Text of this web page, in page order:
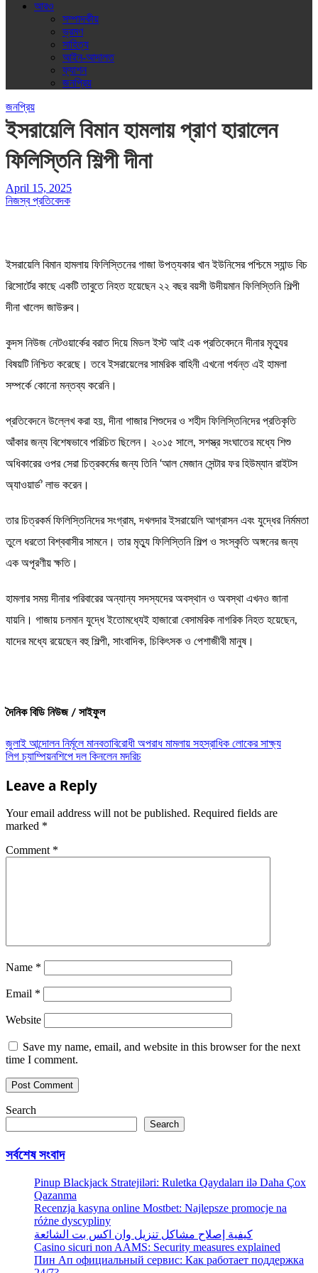
আরও
সম্পাদকীয়
ভ্রমণ
সাহিত্য
আইন-আদালত
ফ্যাশন
জনপ্রিয়
জনপ্রিয়
ইসরায়েলি বিমান হামলায় প্রাণ হারালেন
ফিলিস্তিনি শিল্পী দীনা
April 15, 2025
নিজস্ব প্রতিবেদক
ইসরায়েলি বিমান হামলায় ফিলিস্তিনের গাজা উপত্যকার খান ইউনিসের পশ্চিমে স্যান্ড বিচ
রিসোর্টের কাছে একটি তাবুতে নিহত হয়েছেন ২২ বছর বয়সী উদীয়মান ফিলিস্তিনি শিল্পী
দীনা খালেদ জাউরুব।
কুদস নিউজ নেটওয়ার্কের বরাত দিয়ে মিডল ইস্ট আই এক প্রতিবেদনে দীনার মৃত্যুর
বিষয়টি নিশ্চিত করেছে। তবে ইসরায়েলের সামরিক বাহিনী এখনো পর্যন্ত এই হামলা
সম্পর্কে কোনো মন্তব্য করেনি।
প্রতিবেদনে উল্লেখ করা হয়, দীনা গাজার শিশুদের ও শহীদ ফিলিস্তিনিদের প্রতিকৃতি
আঁকার জন্য বিশেষভাবে পরিচিত ছিলেন। ২০১৫ সালে, সশস্ত্র সংঘাতের মধ্যে শিশু
অধিকারের ওপর সেরা চিত্রকর্মের জন্য তিনি ‘আল মেজান সেন্টার ফর হিউম্যান রাইটস
অ্যাওয়ার্ড’ লাভ করেন।
তার চিত্রকর্ম ফিলিস্তিনিদের সংগ্রাম, দখলদার ইসরায়েলি আগ্রাসন এবং যুদ্ধের নির্মমতা
তুলে ধরতো বিশ্ববাসীর সামনে। তার মৃত্যু ফিলিস্তিনি শিল্প ও সংস্কৃতি অঙ্গনের জন্য
এক অপূরণীয় ক্ষতি।
হামলার সময় দীনার পরিবারের অন্যান্য সদস্যদের অবস্থান ও অবস্থা এখনও জানা
যায়নি। গাজায় চলমান যুদ্ধে ইতোমধ্যেই হাজারো বেসামরিক নাগরিক নিহত হয়েছেন,
যাদের মধ্যে রয়েছেন বহু শিল্পী, সাংবাদিক, চিকিৎসক ও পেশাজীবী মানুষ।
দৈনিক বিডি নিউজ / সাইফুল
Post
জুলাই আন্দোলন নির্মূলে মানবতাবিরোধী অপরাধ মামলায় সহস্রাধিক লোকের সাক্ষ্য
লিগ চ্যাম্পিয়নশিপে দল কিনলেন মদরিচ
Leave a Reply
Your email address will not be published. Required fields are
marked *
Comment *
Name *
Email *
Website
Save my name, email, and website in this browser for the next
time I comment.
Search
Search
সর্বশেষ সংবাদ
Pinup Blackjack Stratejiləri: Ruletka Qaydaları ilə Daha Çox
Qazanma
Recenzja kasyna online Mostbet: Najlepsze promocje na
różne dyscypliny
كيفية إصلاح مشاكل تنزيل وان اكس بت الشائعة
Casino sicuri non AAMS: Security measures explained
Пин Ап официальный сервис: Как работает поддержка